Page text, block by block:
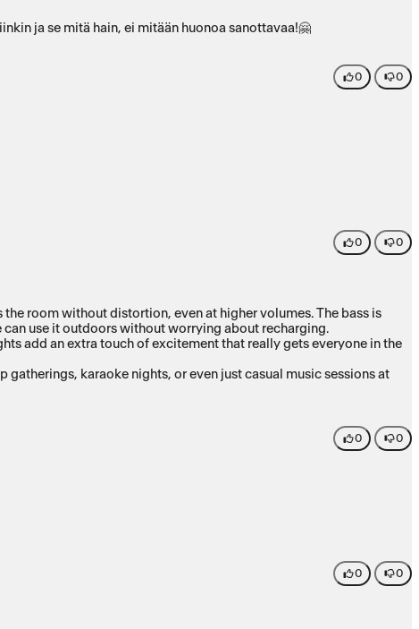
ja se mitä hain, ei mitään huonoa sanottavaa!🤗
0 0
0 0
room without distortion, even at higher volumes. The bass is
use it outdoors without worrying about recharging.
add an extra touch of excitement that really gets everyone in the
karaoke nights, or even just casual music sessions at
0 0
0 0